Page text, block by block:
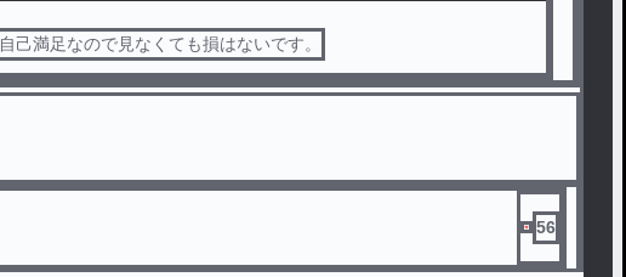
自己満足なので見なくても損はないです。
56